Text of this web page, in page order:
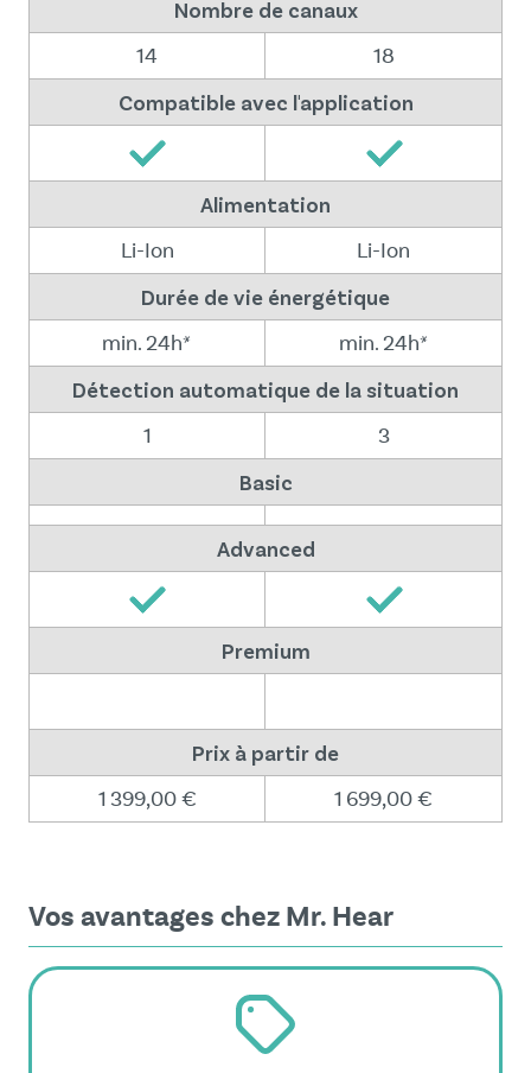
Nombre de canaux
14
18
Compatible avec l'application
Alimentation
Li-Ion
Li-Ion
Durée de vie énergétique
min. 24h*
min. 24h*
Détection automatique de la situation
1
3
Basic
Advanced
Premium
Prix à partir de
1 399,00 €
1 699,00 €
Vos avantages chez Mr. Hear